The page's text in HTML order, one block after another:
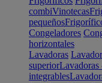
combiVinotecas
pequeños
Congeladores
horizontales
Lavadoras
superiorLavadoras
integrables